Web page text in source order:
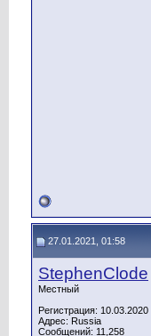
27.01.2021, 01:58
StephenClode
Местный
Регистрация: 10.03.2020
Адрес: Russia
Сообщений: 11,258